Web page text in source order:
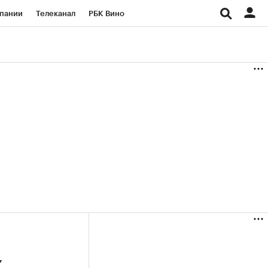
Телеканал РБК Вино